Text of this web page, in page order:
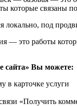
которые связаны
локально, под
— это работы
сайта» Вы можете:
в карточке услуги
«Получить